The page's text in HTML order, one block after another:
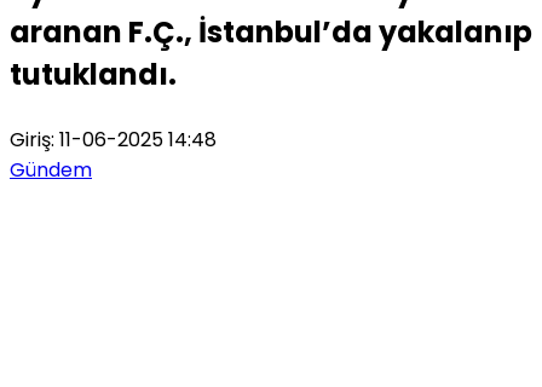
aranan F.Ç., İstanbul’da yakalanıp
tutuklandı.
Giriş: 11-06-2025 14:48
Gündem